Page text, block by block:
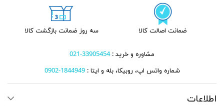
ضمانت اصالت کالا سه روز ضمانت بازگشت کالا
مشاوره و خرید :33905454-021
شماره واتس اپ، روبیکا، بله و ایتا : 1844949-0902
اطلاعات